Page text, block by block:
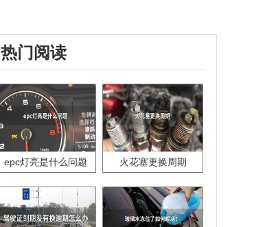
热门阅读
epc灯亮是什么问题 火花塞更换周期